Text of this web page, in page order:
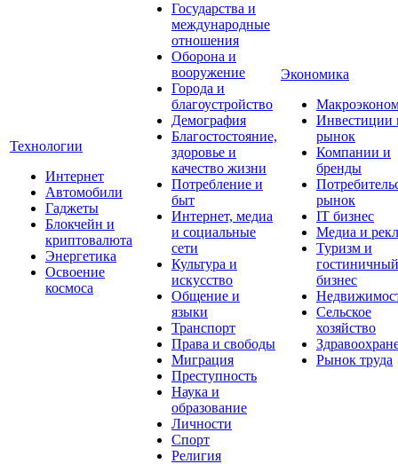
Технологии
Интернет
Автомобили
Гаджеты
Блокчейн и
криптовалюта
Энергетика
Освоение
космоса
Государства и
международные
отношения
Оборона и
вооружение
Города и
благоустройство
Демография
Благостостояние,
здоровье и
качество жизни
Потребление и
быт
Интернет, медиа
и социальные
сети
Культура и
искусство
Общение и
языки
Транспорт
Права и свободы
Миграция
Преступность
Наука и
образование
Личности
Спорт
Религия
Экономика
Инвестиции
рынок
Компании и
бренды
рынок
IT бизнес
Медиа и
Туризм и
гостиничный
бизнес
Сельское
хозяйство
Рынок труда